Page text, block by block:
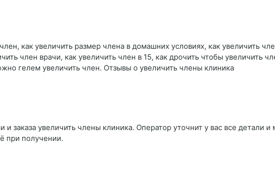
как увеличить размер члена в домашних условиях, как увеличить
член врачи, как увеличить член в 15, как дрочить чтобы увеличить
гелем увеличить член. Отзывы о увеличить члены клиника
и заказа увеличить члены клиника. Оператор уточнит у вас все детали
при получении.